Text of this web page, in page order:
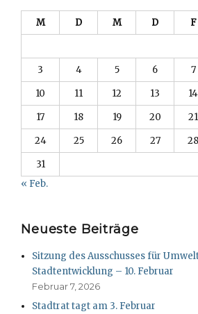
M D M D F
3
4 5 6 7
10
11 12 13 14
17
18 19 20 21
24
25 26 27 28
31
« Feb.
Neueste Beiträge
Sitzung des Ausschusses für
Stadtentwicklung – 10. Februar
Februar 7, 2026
Stadtrat tagt am 3. Februar